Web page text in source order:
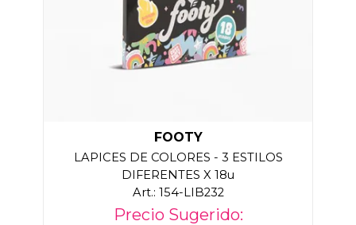
FOOTY
LAPICES DE COLORES - 3 ESTILOS
DIFERENTES X 18u
Art.: 154-LIB232
Precio Sugerido: